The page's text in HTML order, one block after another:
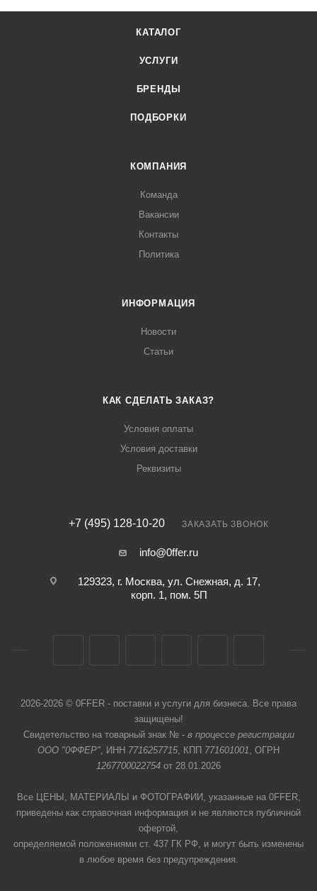
КАТАЛОГ
УСЛУГИ
БРЕНДЫ
ПОДБОРКИ
КОМПАНИЯ
Команда
Вакансии
Контакты
Политика
ИНФОРМАЦИЯ
Новости
Статьи
КАК СДЕЛАТЬ ЗАКАЗ?
Условия оплаты
Условия доставки
Реквизиты
+7 (495) 128-10-20 ЗАКАЗАТЬ ЗВОНОК
info@0ffer.ru
129323, г. Москва, ул. Снежная, д. 17,
корп. 1, пом. 5П
2026-2026 © 0FFER - поставки и услуги для бизнеса. Все права
защищены!
Свидетельство на товарный знак № - в процессе регистрации
ООО "0ФФЕР", ИНН 7716257715, КПП 771601001, ОГРН
1267700022754 от 28.01.2026
Все ЦЕНЫ, МАТЕРИАЛЫ и ФОТОГРАФИИ, указанные на 0FFER,
приведены как справочная информация и не являются публичной
офертой,
определяемой положениями ст. 437 ГК РФ, и могут быть изменены
в любое время без предупреждения.